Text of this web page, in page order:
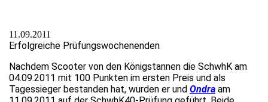
11.09.2011
Erfolgreiche Prüfungswochenenden
Nachdem Scooter von den Königstannen die SchwhK am
04.09.2011 mit 100 Punkten im ersten Preis und als
Tagessieger bestanden hat, wurden er und Ondra am